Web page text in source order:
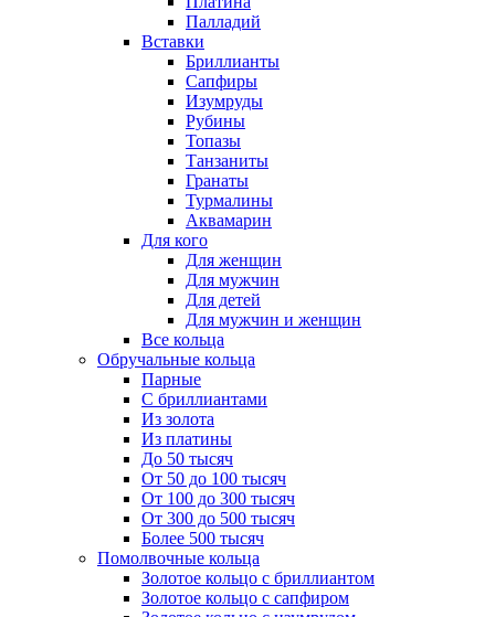
Палладий
Вставки
Бриллианты
Сапфиры
Изумруды
Рубины
Топазы
Танзаниты
Гранаты
Турмалины
Аквамарин
Для кого
Для женщин
Для мужчин
Для детей
Для мужчин и женщин
Все кольца
Обручальные кольца
Парные
С бриллиантами
Из золота
Из платины
До 50 тысяч
От 50 до 100 тысяч
От 100 до 300 тысяч
От 300 до 500 тысяч
Более 500 тысяч
Помолвочные кольца
Золотое кольцо с бриллиантом
Золотое кольцо с сапфиром